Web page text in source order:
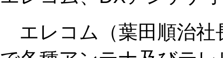
エレコム（葉田順治社